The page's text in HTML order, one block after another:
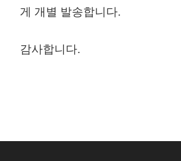
게 개별 발송합니다.
감사합니다.